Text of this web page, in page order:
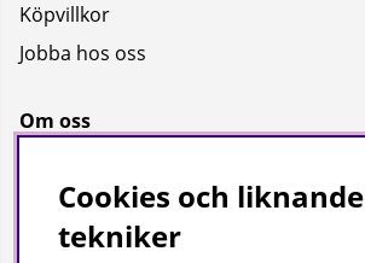
Köpvillkor
Jobba hos oss
Om oss
Bransch
Kataloger
Cookies och liknande
tekniker